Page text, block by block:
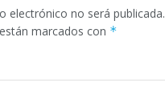
electrónico no será publicada.
marcados con *